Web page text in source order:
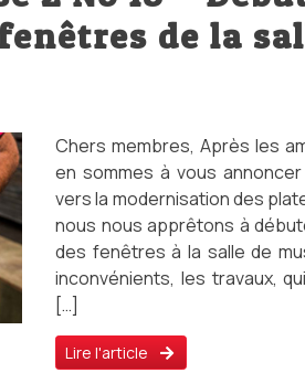
de la
Chers membres, Après les
en sommes à vous
vers la modernisation des
nous nous apprêtons à
des fenêtres à la salle de
inconvénients, les travaux,
[…]
Lire l'article